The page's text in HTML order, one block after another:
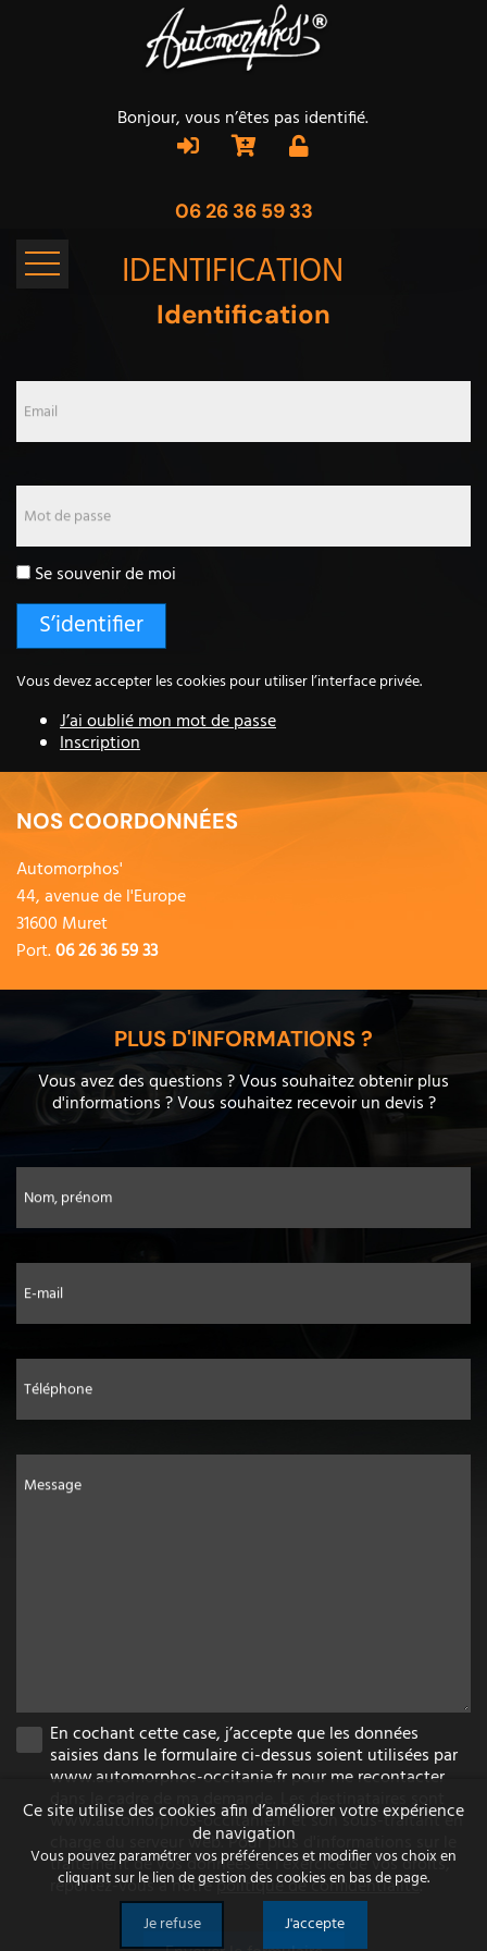
Bonjour, vous n’êtes pas identifié.
06 26 36 59 33
IDENTIFICATION
Identification
Email
Mot de passe
Se souvenir de moi
Vous devez accepter les cookies pour utiliser l’interface privée.
J’ai oublié mon mot de passe
Inscription
NOS COORDONNÉES
Automorphos'
44, avenue de l'Europe
31600 Muret
Port.06 26 36 59 33
PLUS D'INFORMATIONS ?
Vous avez des questions ? Vous souhaitez obtenir plus
d'informations ? Vous souhaitez recevoir un devis ?
Nom, prénom
E-mail
Téléphone
Message
En cochant cette case, j’accepte que les données
saisies dans le formulaire ci-dessus soient utilisées par
www.automorphos-occitanie.fr pour me recontacter
dans le cadre de ma demande. Les destinataires sont
www.automorphos-occitanie.fr et son sous-traitant en
charge du serveur web. Pour plus d'informations sur le
traitement de vos données et l'exercice de vos droits,
reportez-vous à notrepolitique de confidentialité.
Ce site utilise des cookies afin d’améliorer votre expérience
de navigation
Vous pouvez paramétrer vos préférences et modifier vos choix en
cliquant sur le lien de gestion des cookies en bas de page.
Je refuse
J'accepte